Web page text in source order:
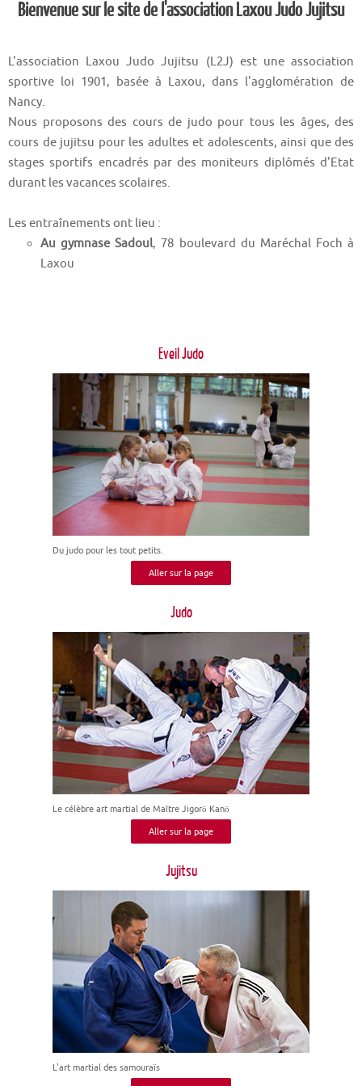
Bienvenue sur le site de l'association Laxou Judo Jujitsu
L'association Laxou Judo Jujitsu (L2J) est une association
sportive loi 1901, basée à Laxou, dans l'agglomération de
Nancy.
Nous proposons des cours de judo pour tous les âges, des
cours de jujitsu pour les adultes et adolescents, ainsi que des
stages sportifs encadrés par des moniteurs diplômés d'Etat
durant les vacances scolaires.
Les entraînements ont lieu :
Au gymnase Sadoul, 78 boulevard du Maréchal Foch à
Laxou
Eveil Judo
Du judo pour les tout petits.
Aller sur la page
Judo
Le célèbre art martial de Maître Jigorō Kanō
Aller sur la page
Jujitsu
L'art martial des samouraïs